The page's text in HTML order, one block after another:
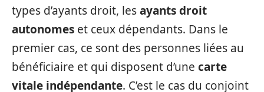
types d’ayants droit, lesayants droit
autonomes et ceux dépendants. Dans le
premier cas, ce sont des personnes liées au
bénéficiaire et qui disposent d’une carte
vitale indépendante. C’est le cas du conjoint